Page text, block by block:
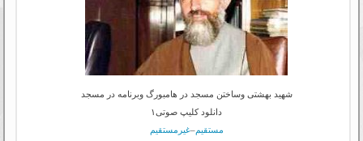
شهید بهشتی وساختن مسجد در هامبورگ وبرنامه در مسجد
دانلود کلیپ صوتی۱
مستقیم–غیرمستقیم